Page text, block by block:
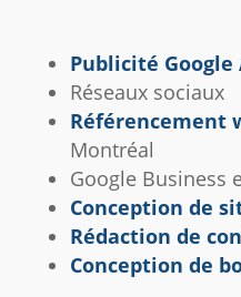
Publicité Google
Réseaux sociaux
Référencement
Montréal
Google Business
Conception de
Rédaction de
Conception de